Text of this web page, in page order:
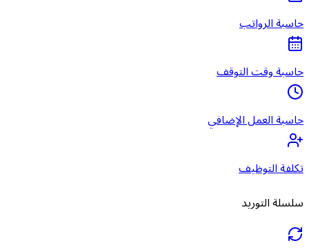
حاسبة الرواتب
حاسبة وقت التوقف
حاسبة العمل الإضافي
تكلفة التوظيف
سلسلة التوريد